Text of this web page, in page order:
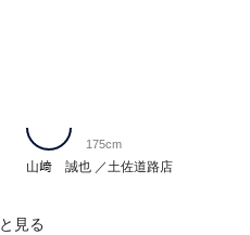
山﨑 誠也 土佐道路店
175cm
見る